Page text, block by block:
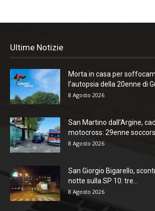
Ultime Notizie
Morta in casa per
l’autopsia della 20enne di
8 Agosto 2026
San Martino dall’Argine,
motocross: 29enne
8 Agosto 2026
San Giorgio Bigarello,
notte sulla SP 10: tre...
8 Agosto 2026